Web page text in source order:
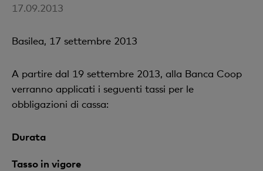
17.09.2013
Basilea, 17 settembre 2013
A partire dal 19 settembre 2013, alla Banca Coop
verranno applicati i seguenti tassi per le
obbligazioni di cassa:
Durata
Tasso in vigore